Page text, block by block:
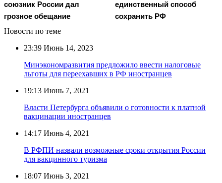
союзник России дал
грозное обещание
единственный способ
сохранить РФ
Новости по теме
23:39 Июнь 14, 2023
Минэкономразвития предложило ввести налоговые
льготы для переехавших в РФ иностранцев
19:13 Июнь 7, 2021
Власти Петербурга объявили о готовности к платной
вакцинации иностранцев
14:17 Июнь 4, 2021
В РФПИ назвали возможные сроки открытия России
для вакцинного туризма
18:07 Июнь 3, 2021